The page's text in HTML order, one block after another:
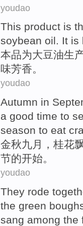
youdao
This product is
soybean oil. It is
本品为大豆油生
味芳香。
youdao
Autumn in
a good time to
season to eat
金秋九月 ， 桂花
节的开始。
youdao
They rode
the green
sang among the